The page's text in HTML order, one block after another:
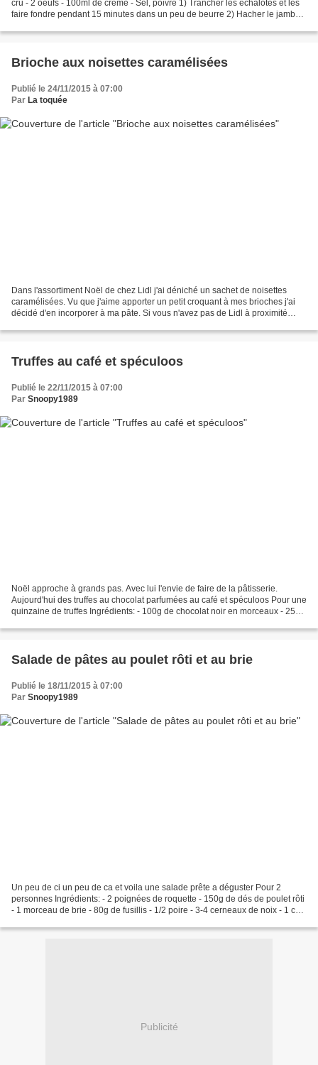
cru - 2 oeufs - 100ml de crème - Sel, poivre 1) Trancher les échalotes et les
faire fondre pendant 15 minutes dans un peu de beurre 2) Hacher le jambon
Brioche aux noisettes caramélisées
Publié le 24/11/2015 à 07:00
Par La toquée
Dans l'assortiment Noël de chez Lidl j'ai déniché un sachet de noisettes
caramélisées. Vu que j'aime apporter un petit croquant à mes brioches j'ai
décidé d'en incorporer à ma pâte. Si vous n'avez pas de Lidl à proximité
Truffes au café et spéculoos
Publié le 22/11/2015 à 07:00
Par Snoopy1989
Noël approche à grands pas. Avec lui l'envie de faire de la pâtisserie.
Aujourd'hui des truffes au chocolat parfumées au café et spéculoos Pour une
quinzaine de truffes Ingrédients: - 100g de chocolat noir en morceaux - 25ml
Salade de pâtes au poulet rôti et au brie
Publié le 18/11/2015 à 07:00
Par Snoopy1989
Un peu de ci un peu de ca et voila une salade prête a déguster Pour 2
personnes Ingrédients: - 2 poignées de roquette - 150g de dés de poulet rôti
- 1 morceau de brie - 80g de fusillis - 1/2 poire - 3-4 cerneaux de noix - 1 cac
Publicité